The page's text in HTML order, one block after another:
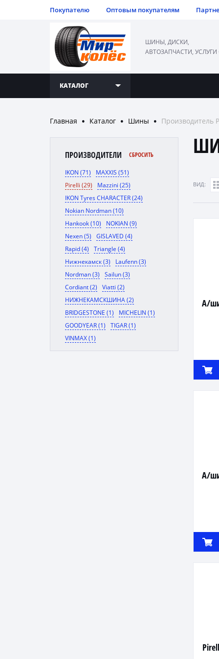
Покупателю Оптовым покупателям
ШИНЫ, ДИСКИ,
АВТОЗАПЧАСТИ, УСЛУГИ
КАТАЛОГ
Главная ● Каталог ● Шины ● Производитель
ПРОИЗВОДИТЕЛИ СБРОСИТЬ
IKON (71)
MAXXIS (51)
Pirelli (29)
Mazzini (25)
IKON Tyres CHARACTER (24)
Nokian Nordman (10)
Hankook (10)
NOKIAN (9)
Nexen (5)
GISLAVED (4)
Rapid (4)
Triangle (4)
Нижнекамск (3)
Laufenn (3)
Nordman (3)
Sailun (3)
Cordiant (2)
Viatti (2)
НИЖНЕКАМСКШИНА (2)
BRIDGESTONE (1)
MICHELIN (1)
GOODYEAR (1)
TIGAR (1)
VINMAX (1)
ВИД:
А/
А/